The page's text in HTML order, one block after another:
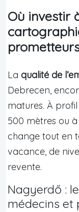
Où investir
La qualité de
Debrecen,
matures. À
500 mètres ou à
change tout en
vacance, de
revente.
Nagyerdő :
médecins et